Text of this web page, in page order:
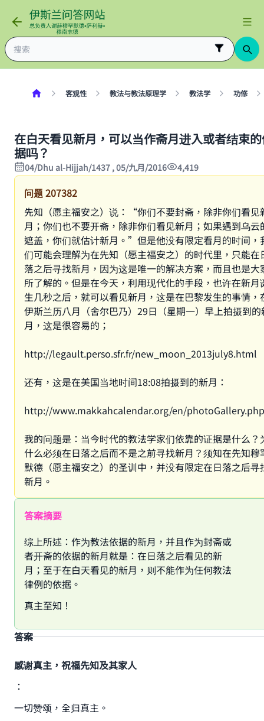
客观性 教法与教法原理学 教法学 功修
在白天看见新月，可以当作斋月进入或者结束
据吗？
04/Dhu al-Hijjah/1437 , 05/九月/2016 4,419
问题207382
先知（愿主福安之）说：“你们不要封斋，除非你们看见
月；你们也不要开斋，除非你们看见新月；如果遇到乌云
遮盖，你们就估计新月。”但是他没有限定看月的时间，
们可能会理解为在先知（愿主福安之）的时代里，只能在
落之后寻找新月，因为这是唯一的解决方案，而且也是大
所了解的。但是在今天，利用现代化的手段，也许在新月
生几秒之后，就可以看见新月，这是在巴黎发生的事情，
伊斯兰历八月（舍尔巴乃）29日（星期一）早上拍摄到的
月，这是很容易的；
http://legault.perso.sfr.fr/new_moon_2013july8.html
还有，这是在美国当地时间18:08拍摄到的新月：
http://www.makkahcalendar.org/en/
我的问题是：当今时代的教法学家们依靠的证据是什么？
什么必须在日落之后而不是之前寻找新月？须知在先知穆
默德（愿主福安之）的圣训中，并没有限定在日落之后寻
新月。
答案摘要
综上所述：作为教法依据的新月，并且作为封斋或
者开斋的依据的新月就是：在日落之后看见的新
月；至于在白天看见的新月，则不能作为任何教法
律例的依据。
真主至知！
答案
感谢真主，祝福先知及其家人
：
一切赞颂，全归真主。